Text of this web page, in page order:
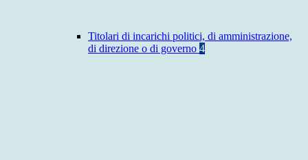
Titolari di incarichi politici, di amministrazione,
di direzione o di governo 4